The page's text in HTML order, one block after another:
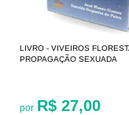
LIVRO - VIVEIROS
PROPAGAÇÃO SEXUADA
por R$ 27,00